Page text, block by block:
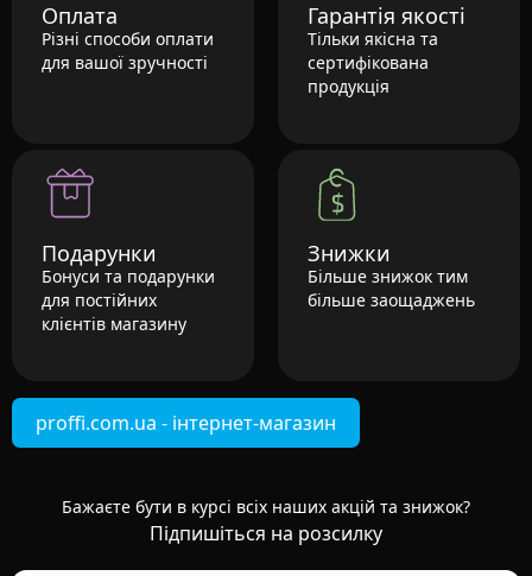
Оплата
Різні способи оплати
для вашої зручності
Гарантія якості
Тільки якісна та
сертифікована
продукція
Подарунки
Бонуси та подарунки
для постійних
клієнтів магазину
Знижки
Більше знижок тим
більше заощаджень
proffi.com.ua - інтернет-магазин
Бажаєте бути в курсі всіх наших акцій та знижок?
Підпишіться на розсилку